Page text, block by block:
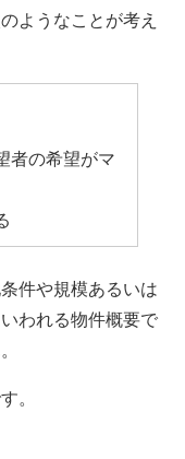
ようなことが考え
者の希望がマ
件や規模あるいは
われる物件概要で
。